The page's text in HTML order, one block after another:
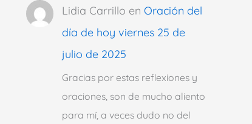
Lidia Carrillo en Oración del
día de hoy viernes 25 de
julio de 2025
Gracias por estas reflexiones y
oraciones, son de mucho aliento
para mí, a veces dudo no del